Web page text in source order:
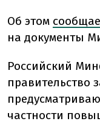
Об этом
на документы
Российский
правительство
частности